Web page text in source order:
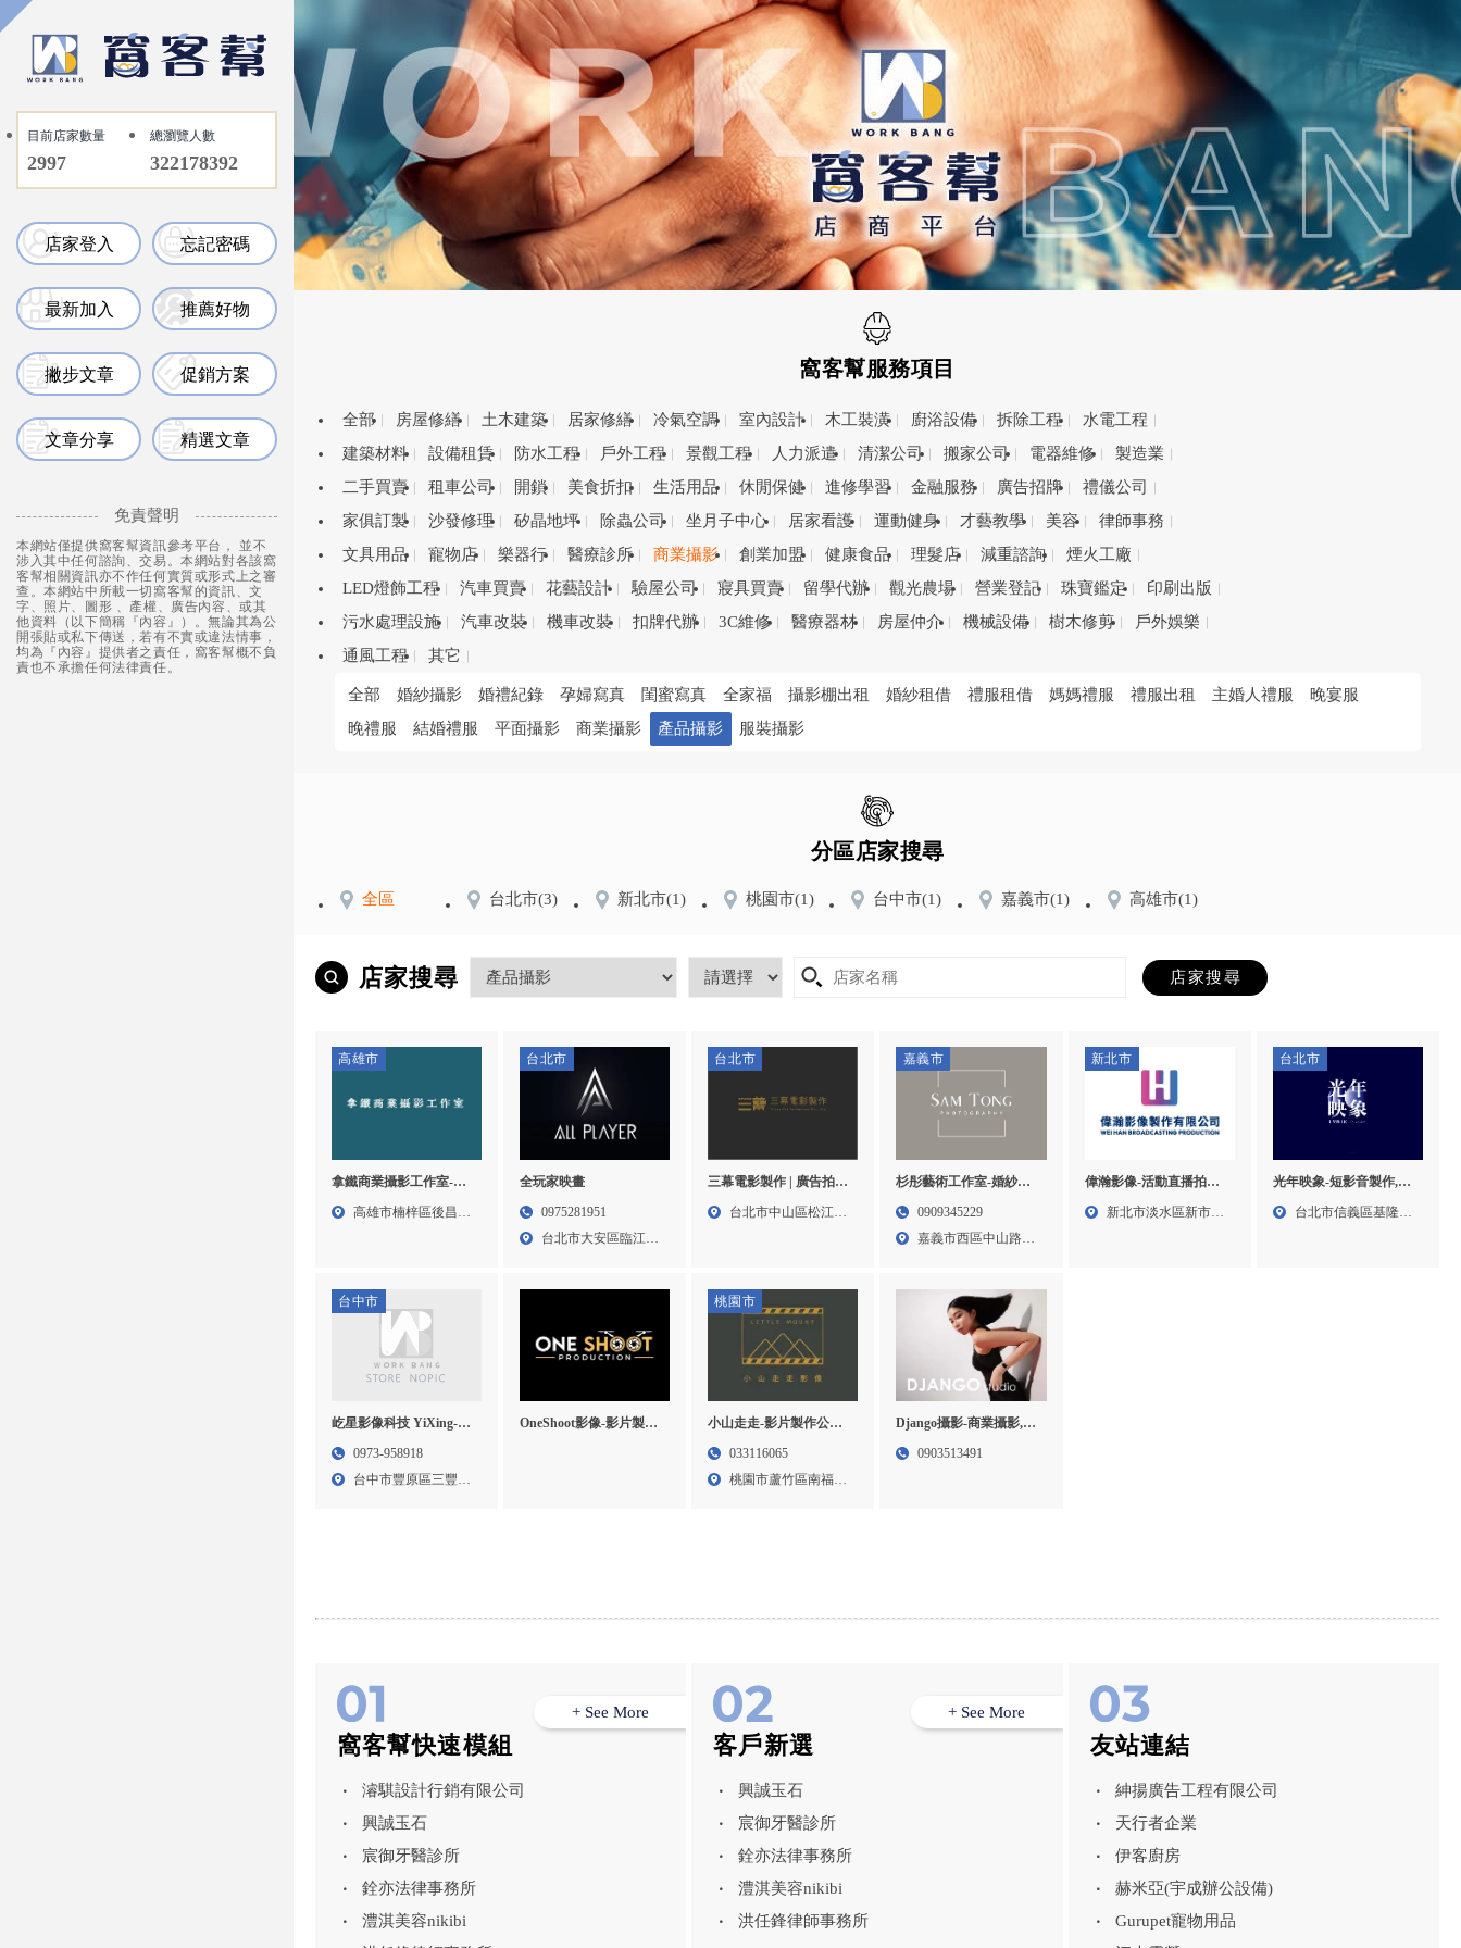
目前店家數量
2997
總瀏覽人數
322178392
店家登入 忘記密碼
最新加入 推薦好物
撇步文章 促銷方案
文章分享 精選文章
免責聲明
本網站僅提供窩客幫資訊參考平台， 並不
涉入其中任何諮詢、交易。本網站對各該窩
客幫相關資訊亦不作任何實質或形式上之審
查。本網站中所載一切窩客幫的資訊、文
字、照片、圖形 、產權、廣告內容、或其
他資料（以下簡稱『內容』）。無論其為公
開張貼或私下傳送，若有不實或違法情事，
均為『內容』提供者之責任，窩客幫概不負
責也不承擔任何法律責任。
窩客幫服務項目
全部 房屋修繕 土木建築 居家修繕 冷氣空調 室內設計 木工裝潢 廚浴設備 拆除工程
水電工程
建築材料
設備租賃 防水工程 戶外工程 景觀工程 人力派遣 清潔公司 搬家公司 電器維修
製造業
二手買賣
租車公司 開鎖 美食折扣 生活用品 休閒保健 進修學習 金融服務 廣告招牌
禮儀公司
家俱訂製
沙發修理 矽晶地坪 除蟲公司 坐月子中心 居家看護 運動健身 才藝教學 美容
律師事務
文具用品
寵物店 樂器行 醫療診所 商業攝影 創業加盟 健康食品 理髮店 減重諮詢
煙火工廠
LED燈飾工程
汽車買賣 花藝設計 驗屋公司 寢具買賣 留學代辦 觀光農場 營業登記 珠寶鑑定
印刷出版
污水處理設施
汽車改裝 機車改裝 扣牌代辦 3C維修 醫療器材 房屋仲介 機械設備 樹木修剪
戶外娛樂
通風工程
其它
全部 婚紗攝影 婚禮紀錄 孕婦寫真 閨蜜寫真 全家福 攝影棚出租 婚紗租借 禮服租借 媽媽禮服 禮服出租 主婚人禮服
晚宴服
晚禮服
結婚禮服 平面攝影 商業攝影 產品攝影 服裝攝影
分區店家搜尋
全區 台北市(3) 新北市(1) 桃園市(1) 台中市(1) 嘉義市(1) 高雄市(1)
店家搜尋
高雄市
拿鐵商業攝影工作室-商
業攝影,商業拍攝,高雄商
高雄市楠梓區後昌路
台北市
全玩家映畫
0975281951
台北市大安區臨江里
台北市
三幕電影製作 | 廣告拍攝,
影片拍攝,台北廣告拍攝,
台北市中山區松江路
嘉義市
杉彤藝術工作室-婚紗攝
影,證件照,嘉義婚紗攝影,
0909345229
嘉義市西區中山路
新北市
偉瀚影像-活動直播拍攝,
大型攝影手臂租賃,台北
新北市淡水區新市三
台北市
光年映象-短影音製作,短
影音拍攝,台北短影音製
台北市信義區基隆路
台中市
屹星影像科技 YiXing-影
片拍攝,影片製作,台中影
0973-958918
台中市豐原區三豐路
OneShoot影像-影片製作,
桃園市
小山走走-影片製作公司,
企業形象拍攝,桃園影片
033116065
桃園市蘆竹區南福街
Django攝影-商業攝影,空
間攝影,個人寫真,台北商
0903513491
窩客幫快速模組
濬騏設計行銷有限公司
興誠玉石
宸御牙醫診所
銓亦法律事務所
澧淇美容nikibi
+ See More
客戶新選
興誠玉石
宸御牙醫診所
銓亦法律事務所
澧淇美容nikibi
洪任鋒律師事務所
+ See More
友站連結
紳揚廣告工程有限公司
天行者企業
伊客廚房
赫米亞(宇成辦公設備)
Gurupet寵物用品